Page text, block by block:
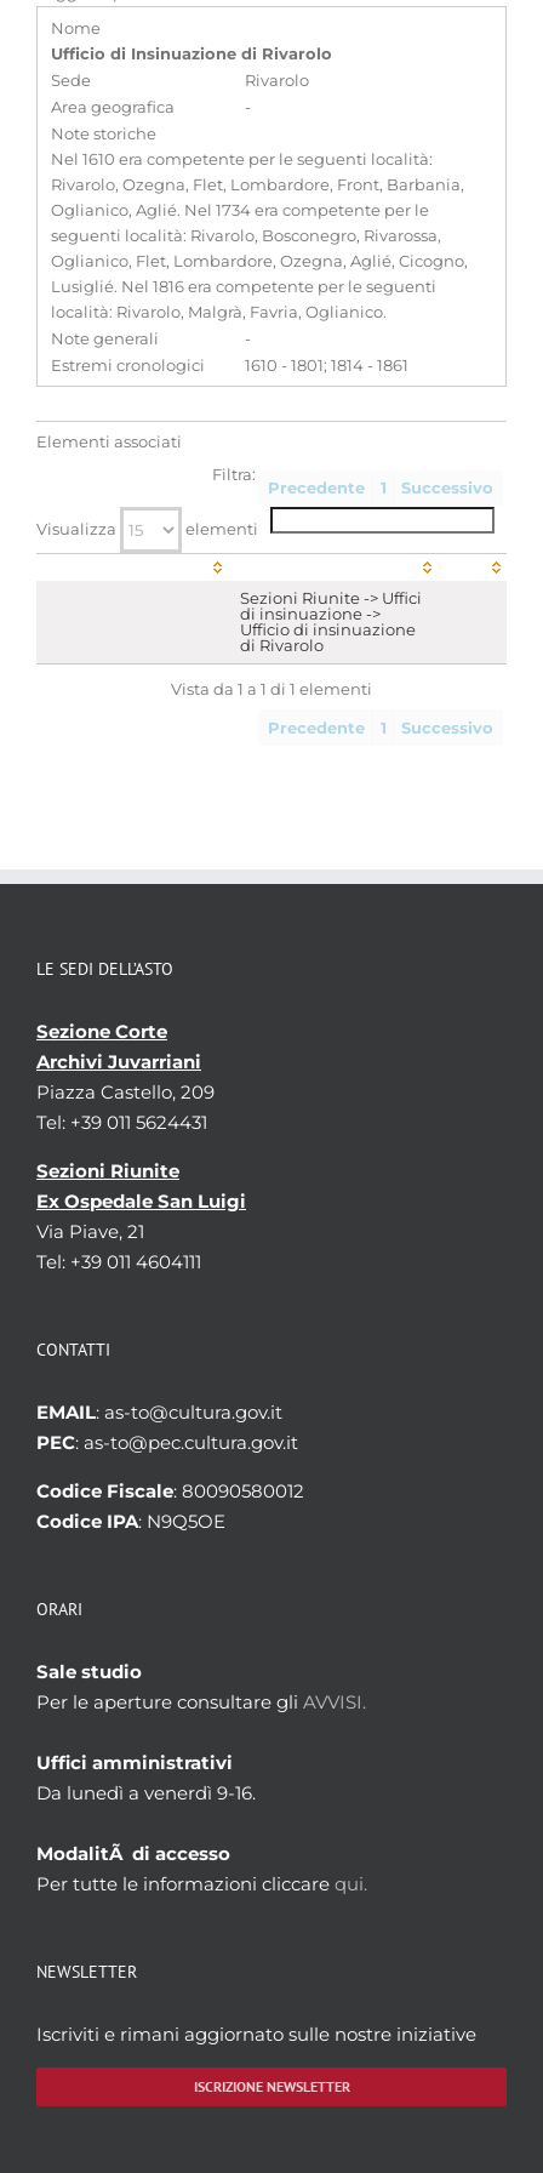
Nome
Ufficio di Insinuazione di Rivarolo
Sede
Rivarolo
Area geografica
-
Note storiche
Nel 1610 era competente per le seguenti località:
Rivarolo, Ozegna, Flet, Lombardore, Front, Barbania,
Oglianico, Aglié. Nel 1734 era competente per le
seguenti località: Rivarolo, Bosconegro, Rivarossa,
Oglianico, Flet, Lombardore, Ozegna, Aglié, Cicogno,
Lusiglié. Nel 1816 era competente per le seguenti
località: Rivarolo, Malgrà, Favria, Oglianico.
Note generali
-
Estremi cronologici
1610 - 1801; 1814 - 1861
Elementi associati
Precedente 1 Successivo
Visualizza elementi
Filtra:
Sezioni Riunite -> Uffici
di insinuazione ->
Ufficio di insinuazione
di Rivarolo
Vista da 1 a 1 di 1 elementi
Precedente 1 Successivo
LE SEDI DELL’ASTO
Sezione Corte
Archivi Juvarriani
Piazza Castello, 209
Tel: +39 011 5624431
Sezioni Riunite
Ex Ospedale San Luigi
Via Piave, 21
Tel: +39 011 4604111
CONTATTI
EMAIL: as-to@cultura.gov.it
PEC: as-to@pec.cultura.gov.it
Codice Fiscale: 80090580012
Codice IPA: N9Q5OE
ORARI
Sale studio
Per le aperture consultare gli AVVISI.
Uffici amministrativi
Da lunedì a venerdì 9-16.
ModalitÃ di accesso
Per tutte le informazioni cliccare qui.
NEWSLETTER
Iscriviti e rimani aggiornato sulle nostre iniziative
ISCRIZIONE NEWSLETTER